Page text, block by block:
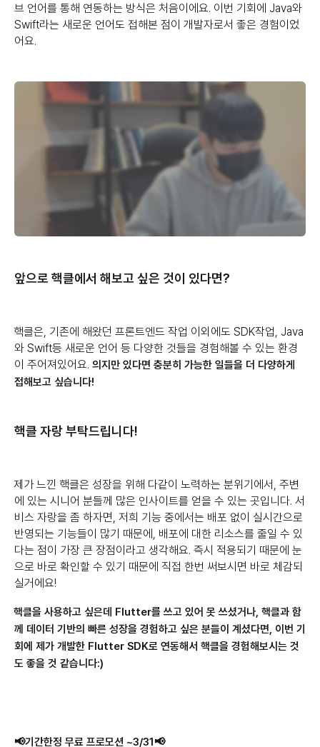
브 언어를 통해 연동하는 방식은 처음이에요. 이번 기회에 Java와
Swift라는 새로운 언어도 접해본 점이 개발자로서 좋은 경험이었
어요.
앞으로 핵클에서 해보고 싶은 것이 있다면?
핵클은, 기존에 해왔던 프론트엔드 작업 이외에도 SDK작업, Java
와 Swift등 새로운 언어 등 다양한 것들을 경험해볼 수 있는 환경
이 주어져있어요. 의지만 있다면 충분히 가능한 일들을 더 다양하게
접해보고 싶습니다!
핵클 자랑 부탁드립니다!
제가 느낀 핵클은 성장을 위해 다같이 노력하는 분위기에서, 주변
에 있는 시니어 분들께 많은 인사이트를 얻을 수 있는 곳입니다. 서
비스 자랑을 좀 하자면, 저희 기능 중에서는 배포 없이 실시간으로
반영되는 기능들이 많기 때문에, 배포에 대한 리소스를 줄일 수 있
다는 점이 가장 큰 장점이라고 생각해요. 즉시 적용되기 때문에 눈
으로 바로 확인할 수 있기 때문에 직접 한번 써보시면 바로 체감되
실거에요!
핵클을 사용하고 싶은데 Flutter를 쓰고 있어 못 쓰셨거나, 핵클과 함
께 데이터 기반의 빠른 성장을 경험하고 싶은 분들이 계셨다면, 이번 기
회에 제가 개발한 Flutter SDK로 연동해서 핵클을 경험해보시는 것
도 좋을 것 같습니다:)
📢기간한정 무료 프로모션 ~3/31📢